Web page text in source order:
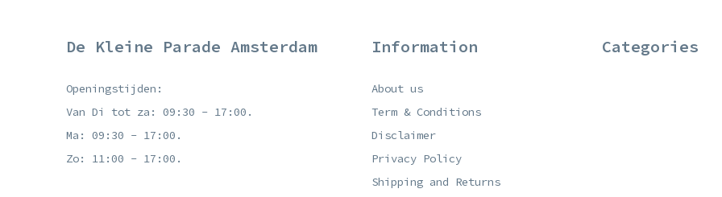
De Kleine Parade Amsterdam
Openingstijden:
Van Di tot za: 09:30 - 17:00.
Ma: 09:30 - 17:00.
Zo: 11:00 - 17:00.
Information
About us
Term & Conditions
Disclaimer
Privacy Policy
Shipping and Returns
Categories